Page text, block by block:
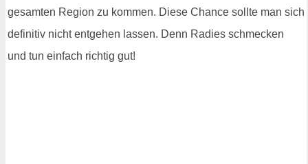
gesamten Region zu kommen. Diese Chance sollte man sich
definitiv nicht entgehen lassen. Denn Radies schmecken
und tun einfach richtig gut!